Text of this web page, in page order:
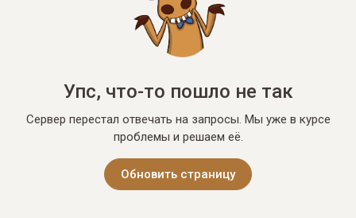
Упс, что-то пошло не так
Сервер перестал отвечать на запросы. Мы уже в курсе
проблемы и решаем её.
Обновить страницу